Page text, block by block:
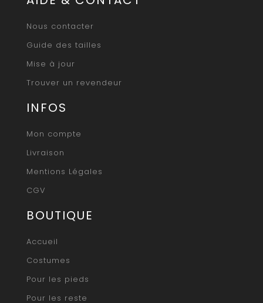
Nous contacter
Guide des tailles
Mise à jour
Trouver un revendeur
INFOS
Mon compte
Livraison
Mentions Légales
CGV
BOUTIQUE
Accueil
Costumes
Pour les pieds
Pour les reste